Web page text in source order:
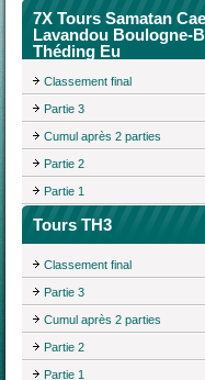
7X Tours Samatan
Lavandou Boulogne-
Théding Eu
Classement final
Partie 3
Cumul après 2 parties
Partie 2
Partie 1
Tours TH3
Classement final
Partie 3
Cumul après 2 parties
Partie 2
Partie 1